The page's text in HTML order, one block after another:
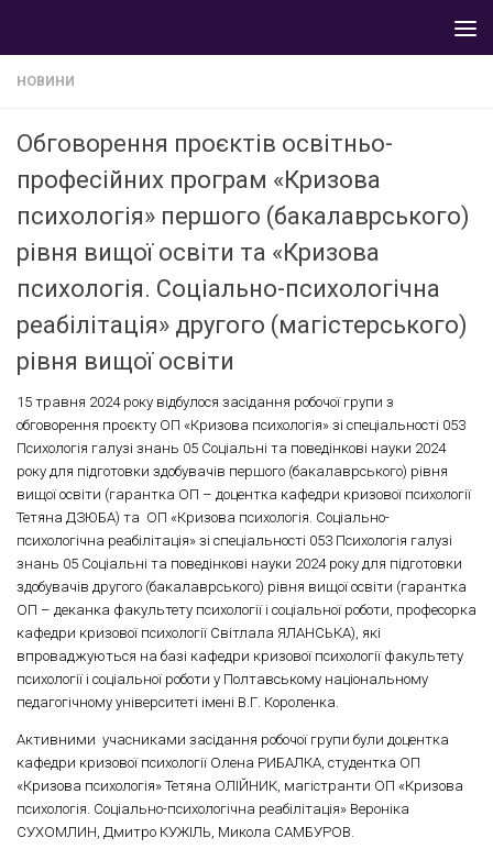
НОВИНИ
Обговорення проєктів освітньо-
професійних програм «Кризова
психологія» першого (бакалаврського)
рівня вищої освіти та «Кризова
психологія. Соціально-психологічна
реабілітація» другого (магістерського)
рівня вищої освіти
15 травня 2024 року відбулося засідання робочої групи з
обговорення проєкту ОП «Кризова психологія» зі спеціальності 053
Психологія галузі знань 05 Соціальні та поведінкові науки 2024
року для підготовки здобувачів першого (бакалаврського) рівня
вищої освіти (гарантка ОП – доцентка кафедри кризової психології
Тетяна ДЗЮБА) та ОП «Кризова психологія. Соціально-
психологічна реабілітація» зі спеціальності 053 Психологія галузі
знань 05 Соціальні та поведінкові науки 2024 року для підготовки
здобувачів другого (бакалаврського) рівня вищої освіти (гарантка
ОП – деканка факультету психології і соціальної роботи, професорка
кафедри кризової психології Світлала ЯЛАНСЬКА), які
впроваджуються на базі кафедри кризової психології факультету
психології і соціальної роботи у Полтавському національному
педагогічному університеті імені В.Г. Короленка.
Активними учасниками засідання робочої групи були доцентка
кафедри кризової психології Олена РИБАЛКА, студентка ОП
«Кризова психологія» Тетяна ОЛІЙНИК, магістранти ОП «Кризова
психологія. Соціально-психологічна реабілітація» Вероніка
СУХОМЛИН, Дмитро КУЖІЛЬ, Микола САМБУРОВ.